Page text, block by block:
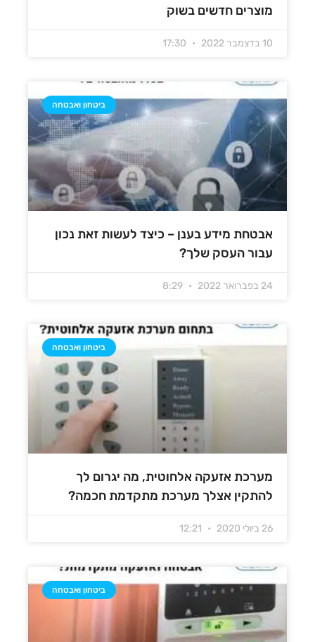
מוצרים חדשים בשוק
10 בדצמבר 2022
ביטחון ואבטחה
אבטחת מידע בענן – כיצד לעשות זאת נכון
עבור העסק שלך?
24 בפברואר 2022
ביטחון ואבטחה
מערכת אזעקה אלחוטית, מה יגרום לך
להתקין אצלך מערכת מתקדמת חכמה?
26 ביולי 2020
ביטחון ואבטחה